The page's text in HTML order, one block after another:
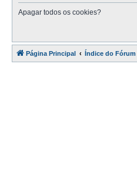
Apagar todos os cookies?
Página Principal Índice do Fórum